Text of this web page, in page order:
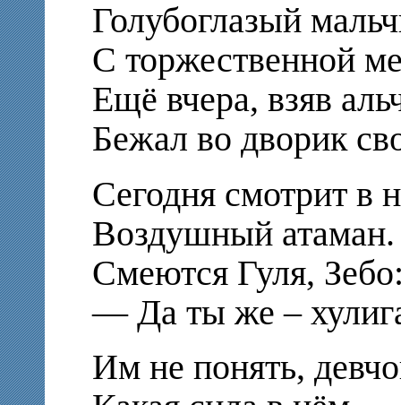
Голубоглазый
С торжественной
Ещё вчера, взяв
Бежал во дворик
Сегодня смотрит в
Воздушный атаман.
Смеются Гуля,
— Да ты же –
Им не понять,